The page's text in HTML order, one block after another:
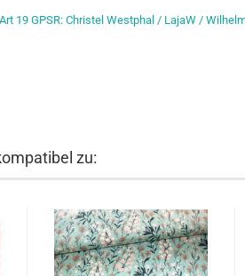
19 GPSR: Christel Westphal / LajaW /
zu: